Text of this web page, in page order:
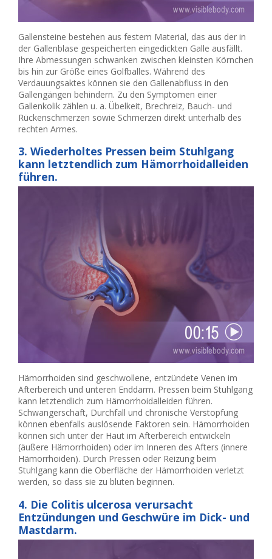
Gallensteine bestehen aus festem Material, das aus der in
der Gallenblase gespeicherten eingedickten Galle ausfällt.
Ihre Abmessungen schwanken zwischen kleinsten Körnchen
bis hin zur Größe eines Golfballes. Während des
Verdauungsaktes können sie den Gallenabfluss in den
Gallengängen behindern. Zu den Symptomen einer
Gallenkolik zählen u. a. Übelkeit, Brechreiz, Bauch- und
Rückenschmerzen sowie Schmerzen direkt unterhalb des
rechten Armes.
3. Wiederholtes Pressen beim Stuhlgang
kann letztendlich zum Hämorrhoidalleiden
führen.
Hämorrhoiden sind geschwollene, entzündete Venen im
Afterbereich und unteren Enddarm. Pressen beim Stuhlgang
kann letztendlich zum Hämorrhoidalleiden führen.
Schwangerschaft, Durchfall und chronische Verstopfung
können ebenfalls auslösende Faktoren sein. Hämorrhoiden
können sich unter der Haut im Afterbereich entwickeln
(äußere Hämorrhoiden) oder im Inneren des Afters (innere
Hämorrhoiden). Durch Pressen oder Reizung beim
Stuhlgang kann die Oberfläche der Hämorrhoiden verletzt
werden, so dass sie zu bluten beginnen.
4. Die Colitis ulcerosa verursacht
Entzündungen und Geschwüre im Dick- und
Mastdarm.